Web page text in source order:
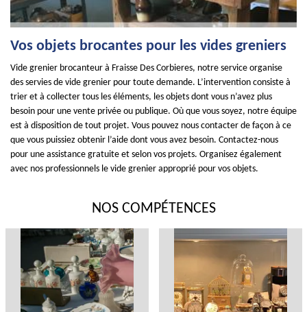
Vos objets brocantes pour les vides greniers
Vide grenier brocanteur à Fraisse Des Corbieres, notre service organise
des servies de vide grenier pour toute demande. L’intervention consiste à
trier et à collecter tous les éléments, les objets dont vous n’avez plus
besoin pour une vente privée ou publique. Où que vous soyez, notre équipe
est à disposition de tout projet. Vous pouvez nous contacter de façon à ce
que vous puissiez obtenir l’aide dont vous avez besoin. Contactez-nous
pour une assistance gratuite et selon vos projets. Organisez également
avec nos professionnels le vide grenier approprié pour vos objets.
NOS COMPÉTENCES